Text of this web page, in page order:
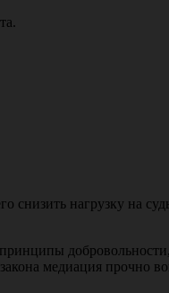
снизить нагрузку на
медиация прочно